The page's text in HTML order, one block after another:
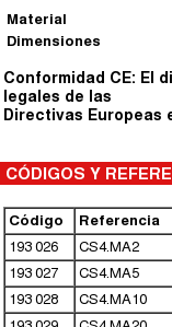
Material
Dimensiones
Conformidad CE: El
legales de las
Directivas Europeas
CÓDIGOS Y
Código Referencia
193 026
CS4.MA2
193 027
CS4.MA5
193 028
CS4.MA10